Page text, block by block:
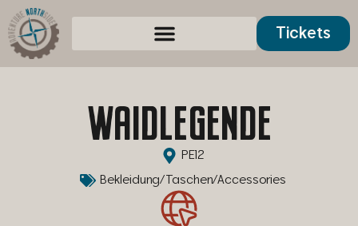
Tickets
WAIDLEGENDE
PE12
Bekleidung/Taschen/Accessories